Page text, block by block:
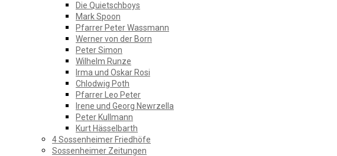
Die Quietschboys
Mark Spoon
Pfarrer Peter Wassmann
Werner von der Born
Peter Simon
Wilhelm Runze
Irma und Oskar Rosi
Chlodwig Poth
Pfarrer Leo Peter
Irene und Georg Newrzella
Peter Kullmann
Kurt Hässelbarth
4 Sossenheimer Friedhöfe
Sossenheimer Zeitungen